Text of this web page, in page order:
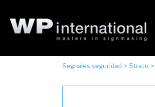
Segnales seguridad > Strato >